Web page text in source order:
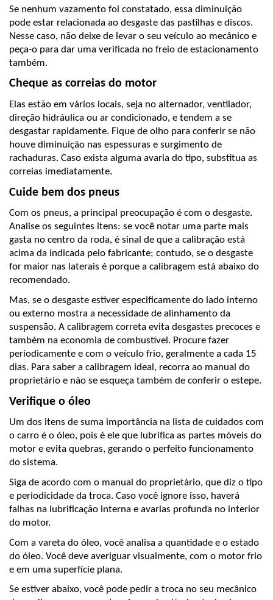
Se nenhum vazamento foi constatado, essa diminuição
pode estar relacionada ao desgaste das pastilhas e discos.
Nesse caso, não deixe de levar o seu veículo ao mecânico e
peça-o para dar uma verificada no freio de estacionamento
também.
Cheque as correias do motor
Elas estão em vários locais, seja no alternador, ventilador,
direção hidráulica ou ar condicionado, e tendem a se
desgastar rapidamente. Fique de olho para conferir se não
houve diminuição nas espessuras e surgimento de
rachaduras. Caso exista alguma avaria do tipo, substitua as
correias imediatamente.
Cuide bem dos pneus
Com os pneus, a principal preocupação é com o desgaste.
Analise os seguintes itens: se você notar uma parte mais
gasta no centro da roda, é sinal de que a calibração está
acima da indicada pelo fabricante; contudo, se o desgaste
for maior nas laterais é porque a calibragem está abaixo do
recomendado.
Mas, se o desgaste estiver especificamente do lado interno
ou externo mostra a necessidade de alinhamento da
suspensão. A calibragem correta evita desgastes precoces e
também na economia de combustível. Procure fazer
periodicamente e com o veículo frio, geralmente a cada 15
dias. Para saber a calibragem ideal, recorra ao manual do
proprietário e não se esqueça também de conferir o estepe.
Verifique o óleo
Um dos itens de suma importância na lista de cuidados com
o carro é o óleo, pois é ele que lubrifica as partes móveis do
motor e evita quebras, gerando o perfeito funcionamento
do sistema.
Siga de acordo com o manual do proprietário, que diz o tipo
e periodicidade da troca. Caso você ignore isso, haverá
falhas na lubrificação interna e avarias profunda no interior
do motor.
Com a vareta do óleo, você analisa a quantidade e o estado
do óleo. Você deve averiguar visualmente, com o motor frio
e em uma superfície plana.
Se estiver abaixo, você pode pedir a troca no seu mecânico